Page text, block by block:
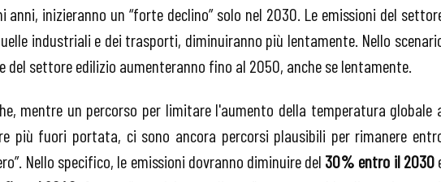
anni, inizieranno un “forte declino” solo nel 2030. Le emissioni del
industriali e dei trasporti, diminuiranno più lentamente. Nello
del settore edilizio aumenteranno fino al 2050, anche se lentamente.
mentre un percorso per limitare l'aumento della temperatura globale
più fuori portata, ci sono ancora percorsi plausibili per rimanere
Nello specifico, le emissioni dovranno diminuire del 30% entro il 2030